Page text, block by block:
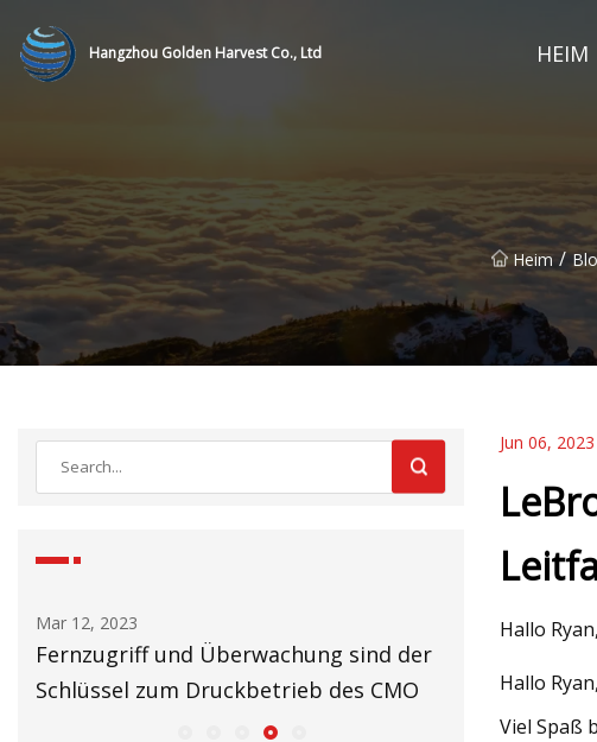
Hangzhou Golden Harvest Co., Ltd HEIM
Heim /
Mar 12, 2023
Fernzugriff und Überwachung sind der
Schlüssel zum Druckbetrieb des CMO
Mar 14, 2023
Jun 06, 2023
Hallo
Hallo Ryan,
Viel Spaß